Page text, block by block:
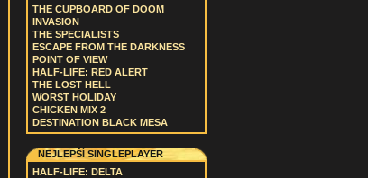
THE CUPBOARD OF DOOM
INVASION
THE SPECIALISTS
ESCAPE FROM THE DARKNESS
POINT OF VIEW
HALF-LIFE: RED ALERT
THE LOST HELL
WORST HOLIDAY
CHICKEN MIX 2
DESTINATION BLACK MESA
NEJLEPŠÍ SINGLEPLAYER
HALF-LIFE: DELTA